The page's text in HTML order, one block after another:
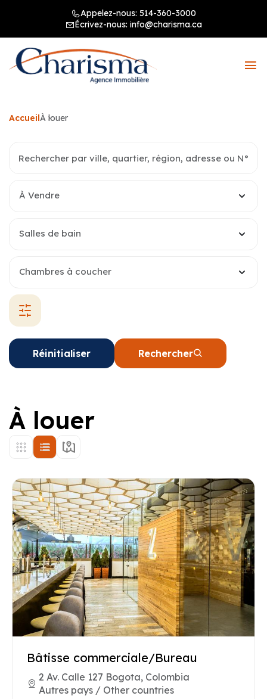
Appelez-nous: 514-360-3000
Écrivez-nous: info@charisma.ca
AccueilÀ louer
À Vendre
Salles de bain
Chambres à coucher
Réinitialiser Rechercher
À louer
Bâtisse commerciale/Bureau
2 Av. Calle 127 Bogota, Colombia
Autres pays / Other countries